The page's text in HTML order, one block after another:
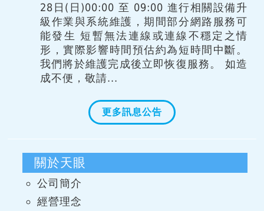
28日(日)00:00 至 09:00 進行相關設備升
級作業與系統維護，期間部分網路服務可
能發生 短暫無法連線或連線不穩定之情
形，實際影響時間預估約為短時間中斷。
我們將於維護完成後立即恢復服務。 如造
成不便，敬請...
更多訊息公告
關於天眼
公司簡介
經營理念